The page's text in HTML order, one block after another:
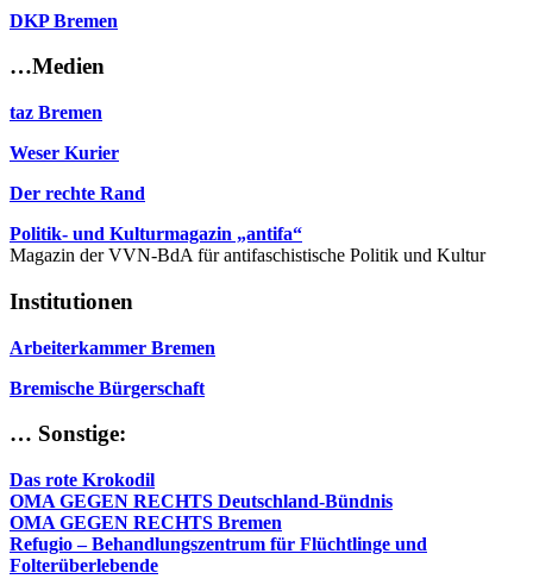
DKP Bremen
…Medien
taz Bremen
Weser Kurier
Der rechte Rand
Politik- und Kulturmagazin „antifa“
Magazin der VVN-BdA für antifaschistische Politik und Kultur
Institutionen
Arbeiterkammer Bremen
Bremische Bürgerschaft
… Sonstige:
Das rote Krokodil
OMA GEGEN RECHTS Deutschland-Bündnis
OMA GEGEN RECHTS Bremen
Refugio – Behandlungszentrum für Flüchtlinge und
Folterüberlebende